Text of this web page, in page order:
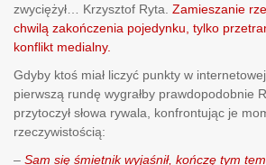
zwyciężył… Krzysztof Ryta. Zamieszanie
chwilą zakończenia pojedynku, tylko
konflikt medialny.
Gdyby ktoś miał liczyć punkty w
pierwszą rundę wygrałby prawdopodobnie
przytoczył słowa rywala, konfrontując je
rzeczywistością:
– Sam się śmietnik wyjaśnił, kończę tym